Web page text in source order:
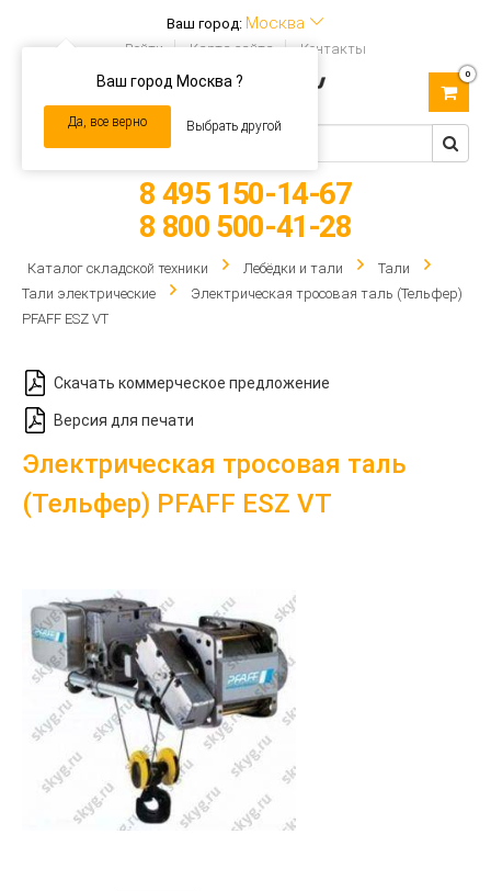
Ваш город: Москва
Ваш город Москва ?
Да, все верно Выбрать другой
Войти Карта сайта Контакты
navigation
0
8 495 150-14-67
8 800 500-41-28
Каталог складской техники Лебёдки и тали
Тали
Тали электрические
Электрическая тросовая таль (Тельфер)
PFAFF ESZ VT
Скачать коммерческое предложение
Версия для печати
Электрическая тросовая таль
(Тельфер) PFAFF ESZ VT